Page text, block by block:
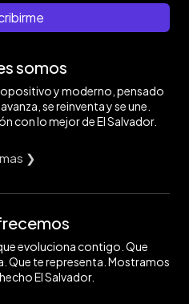
somos
y moderno, pensado
se reinventa y se une.
con lo mejor de El Salvador.
❯
evoluciona contigo. Que
Que te representa. Mostramos
El Salvador.